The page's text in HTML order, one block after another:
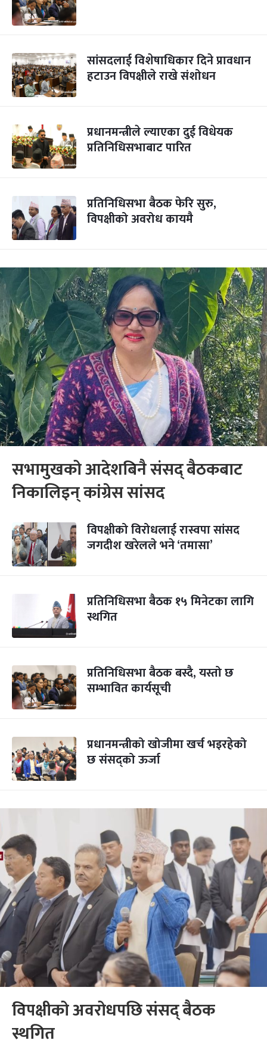
सांसदलाई विशेषाधिकार दिने प्रावधान
हटाउन विपक्षीले राखे संशोधन
प्रधानमन्त्रीले ल्याएका दुई विधेयक
प्रतिनिधिसभाबाट पारित
प्रतिनिधिसभा बैठक फेरि सुरु,
विपक्षीको अवरोध कायमै
सभामुखको आदेशबिनै संसद् बैठकबाट
निकालिइन् कांग्रेस सांसद
विपक्षीको विरोधलाई रास्वपा सांसद
जगदीश खरेलले भने ‘तमासा’
प्रतिनिधिसभा बैठक १५ मिनेटका लागि
स्थगित
प्रतिनिधिसभा बैठक बस्दै, यस्तो छ
सम्भावित कार्यसूची
प्रधानमन्त्रीको खोजीमा खर्च भइरहेको
छ संसद्को ऊर्जा
विपक्षीको अवरोधपछि संसद् बैठक
स्थगित